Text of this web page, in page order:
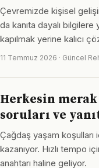
Çevremizde kişisel
da kanıta dayalı
kapılmak yerine kalıcı
11 Temmuz 2026 · Güncel
Herkesin
soruları ve
Çağdaş yaşam koşulları
kazanıyor. Hızlı tempo
anahtarı haline geliyor.